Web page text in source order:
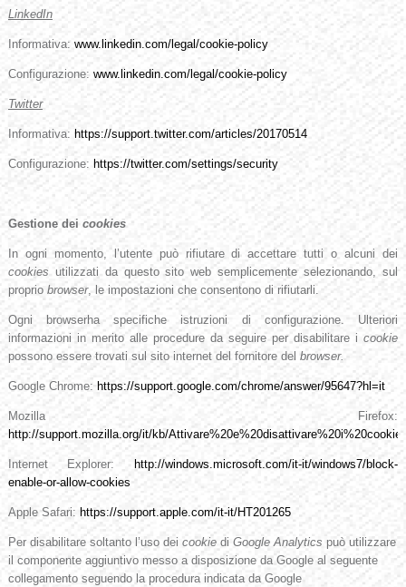
LinkedIn
Informativa: www.linkedin.com/legal/cookie-policy
Configurazione: www.linkedin.com/legal/cookie-policy
Twitter
Informativa: https://support.twitter.com/articles/20170514
Configurazione: https://twitter.com/settings/security
Gestione dei cookies
In ogni momento, l’utente può rifiutare di accettare tutti o alcuni dei
cookies utilizzati da questo sito web semplicemente selezionando, sul
proprio browser, le impostazioni che consentono di rifiutarli.
Ogni browserha specifiche istruzioni di configurazione. Ulteriori
informazioni in merito alle procedure da seguire per disabilitare icookie
possono essere trovati sul sito internet del fornitore del browser.
Google Chrome: https://support.google.com/chrome/answer/95647?hl=it
Mozilla Firefox:
http://support.mozilla.org/it/kb/Attivare%20e%20disattivare%20i%20cookie
Internet Explorer:
http://windows.microsoft.com/it-it/windows7/block-
enable-or-allow-cookies
Apple Safari: https://support.apple.com/it-it/HT201265
Per disabilitare soltanto l’uso dei cookie di Google Analytics può utilizzare
il componente aggiuntivo messo a disposizione da Google al seguente
collegamento seguendo la procedura indicata da Google